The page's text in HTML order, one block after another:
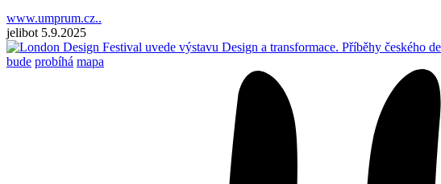
www.umprum.cz..
jelibot 5.9.2025
bude probíhá mapa